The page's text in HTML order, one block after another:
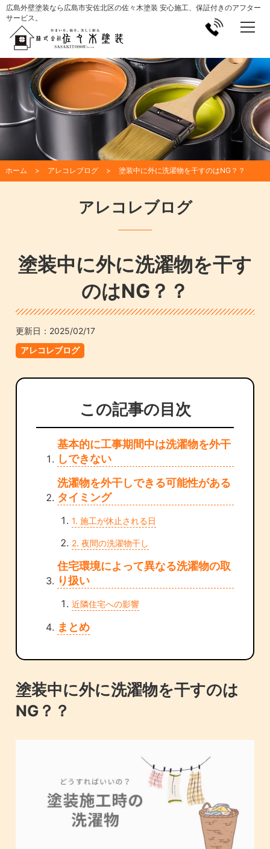
広島外壁塗装なら広島市安佐北区の佐々木塗装 安心施工、保証付きのアフター
サービス。
ホーム アレコレブログ 塗装中に外に洗濯物を干すのはNG？？
アレコレブログ
塗装中に外に洗濯物を干す
のはNG？？
更新日： 2025/02/17
アレコレブログ
この記事の目次
基本的に工事期間中は洗濯物を外干
しできない
洗濯物を外干しできる可能性がある
タイミング
1. 施工が休止される日
2. 夜間の洗濯物干し
住宅環境によって異なる洗濯物の取
り扱い
近隣住宅への影響
まとめ
塗装中に外に洗濯物を干すのは
NG？？